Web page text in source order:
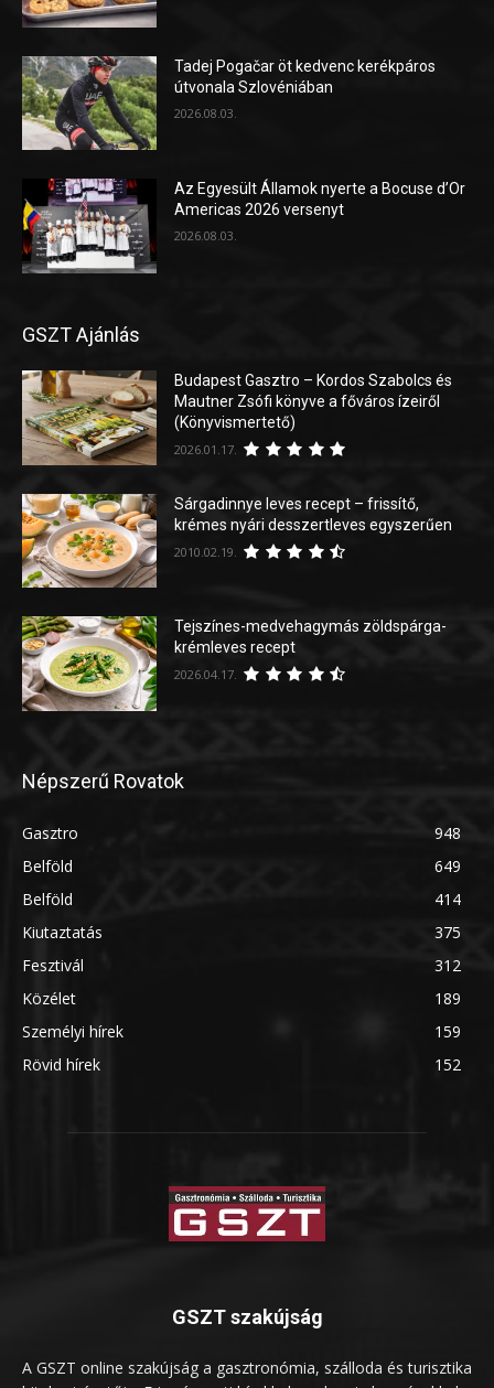
Tadej Pogačar öt kedvenc kerékpáros
útvonala Szlovéniában
2026.08.03.
Az Egyesült Államok nyerte a Bocuse d’Or
Americas 2026 versenyt
2026.08.03.
GSZT Ajánlás
Budapest Gasztro – Kordos Szabolcs és
Mautner Zsófi könyve a főváros ízeiről
(Könyvismertető)
2026.01.17.
Sárgadinnye leves recept – frissítő,
krémes nyári desszertleves egyszerűen
2010.02.19.
Tejszínes-medvehagymás zöldspárga-
krémleves recept
2026.04.17.
Népszerű Rovatok
Gasztro
948
Belföld
649
Belföld
414
Kiutaztatás
375
Fesztivál
312
Közélet
189
Személyi hírek
159
Rövid hírek
152
GSZT szakújság
A GSZT online szakújság a gasztronómia, szálloda és turisztika